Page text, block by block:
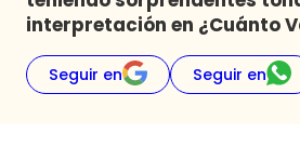
interpretación en ¿Cuánto
Seguir en Seguir en